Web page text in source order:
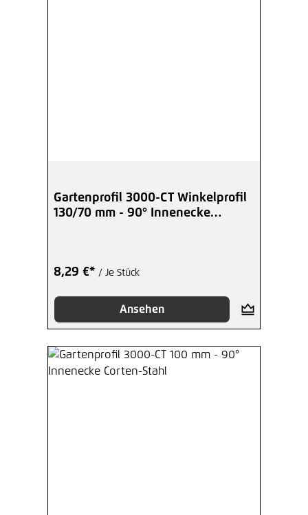
Gartenprofil 3000-CT Winkelprofil
130/70 mm - 90° Innenecke
8,29 €* / Je Stück
Ansehen